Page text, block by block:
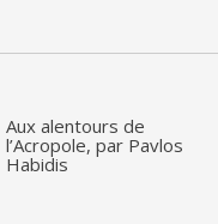
Aux alentours de
l’Acropole, par Pavlos
Habidis